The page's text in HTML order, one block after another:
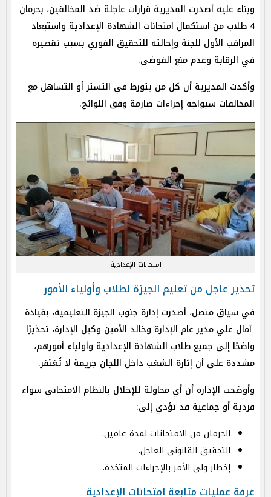
وبناء عليه أصدرت المديرية قرارات عاجلة ضد المخالفين، بحرمان
4 طلاب من استكمال امتحانات الشهادة الإعدادية واستبعاد
المراقب الأول للجنة وإحالته للتحقيق الفوري بسبب تقصيره
في الرقابة وعدم منع الفوضى.
وأكدت المديرية أن كل من يتورط في التستر أو التساهل مع
المخالفات سيواجه إجراءات صارمة وفق اللوائح.
امتحانات الإعدادية
تحذير عاجل من تعليم الجيزة لطلاب وأولياء الأمور
في سياق متصل، أصدرت إدارة جنوب الجيزة التعليمية، بقيادة
آمال علي مدير عام الإدارة وخالد الأمين وكيل الإدارة، تحذيرًا
واضحًا إلى جميع طلاب الشهادة الإعدادية وأولياء أمورهم،
مشددة على أن إثارة الشغب داخل اللجان جريمة لا تُغتفر.
وأوضحت الإدارة أن أي محاولة للإخلال بالنظام الامتحاني سواء
فردية أو جماعية قد تؤدي إلى:
الحرمان من الامتحانات لمدة عامين.
التحقيق القانوني العاجل.
إخطار ولي الأمر بالإجراءات المتخذة.
غرفة عمليات متابعة امتحانات الإعدادية